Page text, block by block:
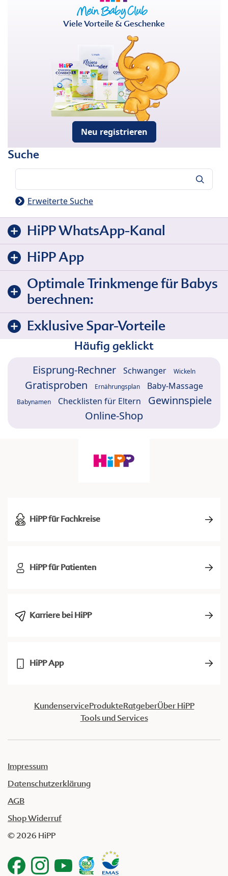
Viele Vorteile & Geschenke
Neu registrieren
Suche
Erweiterte Suche
HiPP WhatsApp-Kanal
HiPP App
Optimale Trinkmenge für Babys
berechnen:
Exklusive Spar-Vorteile
Häufig geklickt
Eisprung-Rechner Schwanger Wickeln
Gratisproben Ernährungsplan Baby-Massage
Babynamen Checklisten für Eltern
Gewinnspiele
Online-Shop
HiPP für Fachkreise
HiPP für Patienten
Karriere bei HiPP
HiPP App
KundenserviceProdukteRatgeberÜber HiPP
Tools und Services
Impressum
Datenschutzerklärung
AGB
Shop Widerruf
© 2026 HiPP